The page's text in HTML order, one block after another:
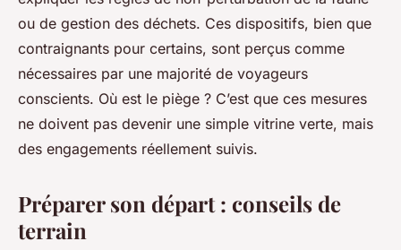
ou de gestion des déchets. Ces dispositifs, bien que
contraignants pour certains, sont perçus comme
nécessaires par une majorité de voyageurs
conscients. Où est le piège ? C’est que ces mesures
ne doivent pas devenir une simple vitrine verte, mais
des engagements réellement suivis.
Préparer son départ : conseils de
terrain